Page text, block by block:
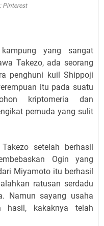
Pinterest
yang sangat
Takezo, ada seorang
penghuni kuil Shippoji
itu pada suatu
kriptomeria dan
pemuda yang sulit
setelah berhasil
Ogin yang
Miyamoto itu berhasil
ratusan serdadu
Namun sayang usaha
hasil, kakaknya telah